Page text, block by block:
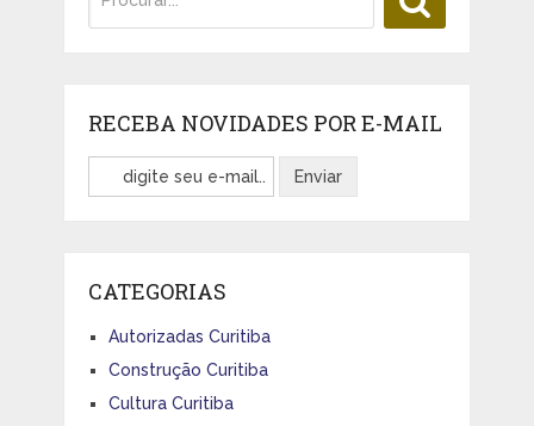
RECEBA NOVIDADES POR E-MAIL
CATEGORIAS
Autorizadas Curitiba
Construção Curitiba
Cultura Curitiba